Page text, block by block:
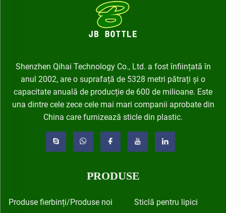
Shenzhen Qihai Technology Co., Ltd. a fost înființată în
anul 2002, are o suprafață de 5328 metri pătrați și o
capacitate anuală de producție de 600 de milioane. Este
una dintre cele zece cele mai mari companii aprobate din
China care furnizează sticle din plastic.
PRODUSE
Produse fierbinți/Produse noi
Sticlă pentru lipici